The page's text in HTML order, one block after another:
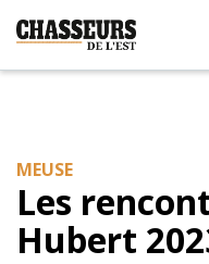
MEUSE
Les
Hubert